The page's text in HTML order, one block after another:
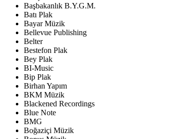
Başbakanlık B.Y.G.M.
Batı Plak
Bayar Müzik
Bellevue Publishing
Belter
Bestefon Plak
Bey Plak
BI-Music
Bip Plak
Birhan Yapım
BKM Müzik
Blackened Recordings
Blue Note
BMG
Boğaziçi Müzik